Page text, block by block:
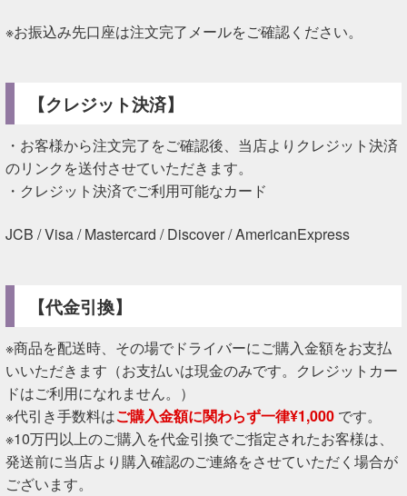
※お振込み先口座は注文完了メールをご確認ください。
【クレジット決済】
・お客様から注文完了をご確認後、当店よりクレジット決済
のリンクを送付させていただきます。
・クレジット決済でご利用可能なカード
JCB / Visa / Mastercard / Discover / AmericanExpress
【代金引換】
※商品を配送時、その場でドライバーにご購入金額をお支払
いいただきます（お支払いは現金のみです。クレジットカー
ドはご利用になれません。）
※代引き手数料はご購入金額に関わらず一律¥1,000です。
※10万円以上のご購入を代金引換でご指定されたお客様は、
発送前に当店より購入確認のご連絡をさせていただく場合が
ございます。